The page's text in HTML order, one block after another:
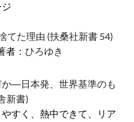
てた理由 (扶桑社新書 54)
者： ひろゆき
―日本発、世界基準のも
新書)
すく、熱中できて、リア